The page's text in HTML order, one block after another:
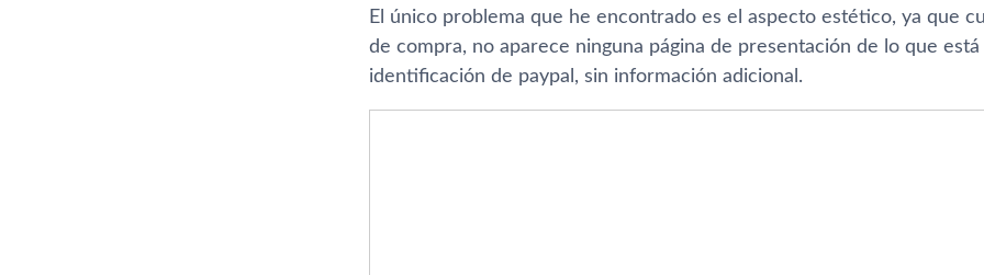
El único problema que he encontrado es el aspecto estético, ya que
de compra, no aparece ninguna página de presentación de lo que
identificación de paypal, sin información adicional.